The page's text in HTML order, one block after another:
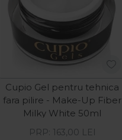
Cupio Gel pentru tehnica
fara pilire - Make-Up Fiber
Milky White 50ml
PRP: 163,00 LEI